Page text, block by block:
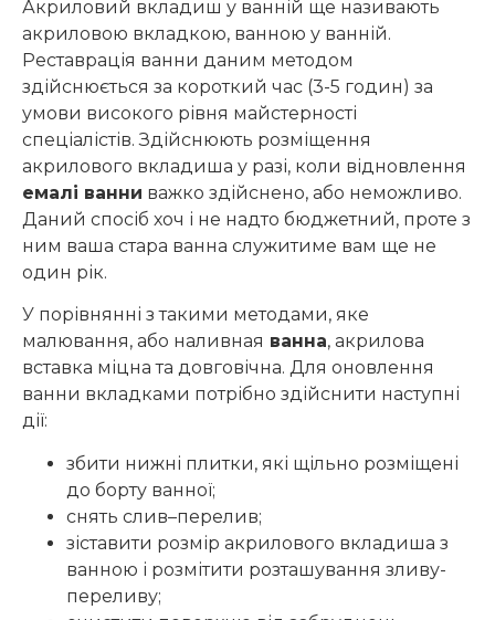
Акриловий вкладиш у ванній ще називають
акриловою вкладкою, ванною у ванній.
Реставрація ванни даним методом
здійснюється за короткий час (3-5 годин) за
умови високого рівня майстерності
спеціалістів. Здійснюють розміщення
акрилового вкладиша у разі, коли відновлення
емалі ванни важко здійснено, або неможливо.
Даний спосіб хоч і не надто бюджетний, проте з
ним ваша стара ванна служитиме вам ще не
один рік.
У порівнянні з такими методами, яке
малювання, або наливная ванна, акрилова
вставка міцна та довговічна. Для оновлення
ванни вкладками потрібно здійснити наступні
дії:
збити нижні плитки, які щільно розміщені
до борту ванної;
снять слив–перелив;
зіставити розмір акрилового вкладиша з
ванною і розмітити розташування зливу-
переливу;